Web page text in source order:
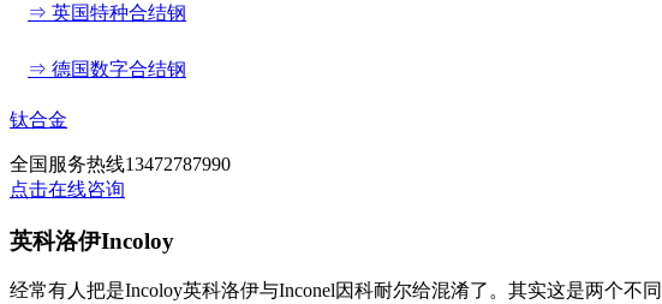
⇒ 英国特种合结钢
⇒ 德国数字合结钢
钛合金
全国服务热线13472787990
点击在线咨询
英科洛伊Incoloy
经常有人把是Incoloy英科洛伊与Inconel因科耐尔给混淆了。其实这是两个不